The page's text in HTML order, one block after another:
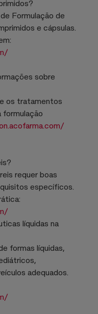
Formulação de
e cápsulas.
sobre
os tratamentos
formulação
requer boas
específicos.
líquidas na
formas líquidas,
adequados.